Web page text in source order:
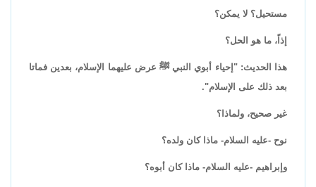
مستحيل؟ لا يمكن؟
إذاً، ما هو الحل؟
هذا الحديث: "إحياء أبوي النبي ﷺ عرض عليهما الإسلام، بعدين فماتا
بعد ذلك على الإسلام".
غير صحيح، ولماذا؟
نوح -عليه السلام- ماذا كان ولده؟
وإبراهيم -عليه السلام- ماذا كان أبوه؟